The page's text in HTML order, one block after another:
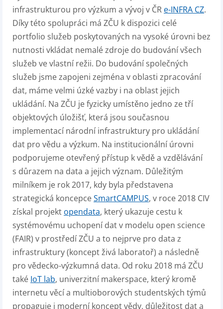
infrastrukturou pro výzkum a vývoj v ČR e-INFRA CZ.
Díky této spolupráci má ZČU k dispozici celé
portfolio služeb poskytovaných na vysoké úrovni bez
nutnosti vkládat nemalé zdroje do budování všech
služeb ve vlastní režii. Do budování společných
služeb jsme zapojeni zejména v oblasti zpracování
dat, máme velmi úzké vazby i na oblast jejich
ukládání. Na ZČU je fyzicky umístěno jedno ze tří
objektových úložišť, která jsou současnou
implementací národní infrastruktury pro ukládání
dat pro vědu a výzkum. Na institucionální úrovni
podporujeme otevřený přístup k vědě a vzdělávání
s důrazem na data a jejich význam. Důležitým
milníkem je rok 2017, kdy byla představena
strategická koncepceSmartCAMPUS, v roce 2018 CIV
získal projekt opendata, který ukazuje cestu k
systémovému uchopení dat v modelu open science
(FAIR) v prostředí ZČU a to nejprve pro data z
infrastruktury (koncept živá laboratoř) a následně
pro vědecko-výzkumná data. Od roku 2018 má ZČU
také IoT lab, univerzitní makerspace, který kromě
internetu věcí a multioborových studentských týmů
propaguje i moderní koncept vědy, důležitost dat a